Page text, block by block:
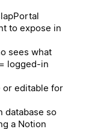
to expose in
sees what
logged-in
or editable for
database so
a Notion